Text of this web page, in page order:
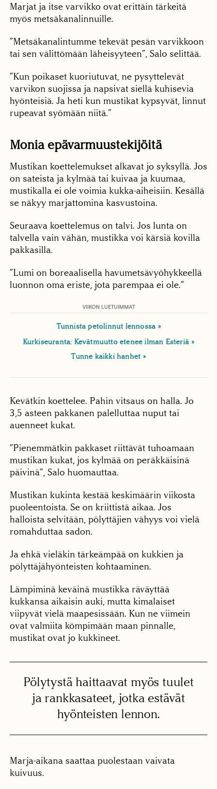
Marjat ja itse varvikko ovat erittäin tärkeitä
myös metsäkanalinnuille.
”Metsäkanalintumme tekevät pesän varvikkoon
tai sen välittömään läheisyyteen”, Salo selittää.
”Kun poikaset kuoriutuvat, ne pysyttelevät
varvikon suojissa ja napsivat siellä kuhisevia
hyönteisiä. Ja heti kun mustikat kypsyvät, linnut
rupeavat syömään niitä.”
Monia epävarmuustekijöitä
Mustikan koettelemukset alkavat jo syksyllä. Jos
on sateista ja kylmää tai kuivaa ja kuumaa,
mustikalla ei ole voimia kukka-aiheisiin. Kesällä
se näkyy marjattomina kasvustoina.
Seuraava koettelemus on talvi. Jos lunta on
talvella vain vähän, mustikka voi kärsiä kovilla
pakkasilla.
”Lumi on boreaalisella havumetsävyöhykkeellä
luonnon oma eriste, jota parempaa ei ole.”
VIIKON LUETUIMMAT
Tunnista petolinnut lennossa
Kurkiseuranta: Kevätmuutto etenee ilman Esteriä
Tunne kaikki hanhet
Kevätkin koettelee. Pahin vitsaus on halla. Jo
3,5 asteen pakkanen palelluttaa nuput tai
auenneet kukat.
”Pienemmätkin pakkaset riittävät tuhoamaan
mustikan kukat, jos kylmää on peräkkäisinä
päivinä”, Salo huomauttaa.
Mustikan kukinta kestää keskimäärin viikosta
puoleentoista. Se on kriittistä aikaa. Jos
halloista selvitään, pölyttäjien vähyys voi vielä
romahduttaa sadon.
Ja ehkä vieläkin tärkeämpää on kukkien ja
pölyttäjähyönteisten kohtaaminen.
Lämpiminä keväinä mustikka räväyttää
kukkansa aikaisin auki, mutta kimalaiset
viipyvät vielä maapesissään. Kun ne viimein
ovat valmiita kömpimään maan pinnalle,
mustikat ovat jo kukkineet.
Pölytystä haittaavat myös tuulet
ja rankkasateet, jotka estävät
hyönteisten lennon.
Marja-aikana saattaa puolestaan vaivata
kuivuus.